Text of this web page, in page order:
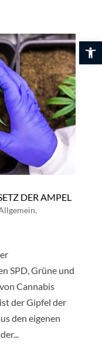
DER AMPEL
,
SPD, Grüne und
Cannabis
der Gipfel der
den eigenen